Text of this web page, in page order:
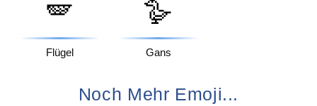
🪽
Flügel
🪿
Gans
Noch Mehr Emoji...